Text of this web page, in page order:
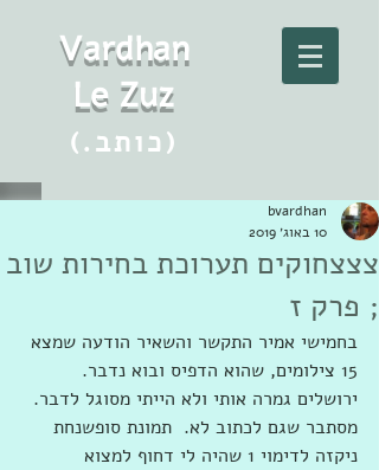
Vardhan
Le Zuz
(.כותב)
צצצחוקים תערוכת בחירות שוב
; פרק ז
bvardhan
10 באוג׳ 2019
בחמישי אמיר התקשר והשאיר הודעה שמצא
15 צילומים, שהוא הדפיס ובוא נדבר.
ירושלים גמרה אותי ולא הייתי מסוגל לדבר.
מסתבר שגם לכתוב לא.  תמונת סופשנחת
ניקזה לדימוי 1 שהיה לי דחוף למצוא